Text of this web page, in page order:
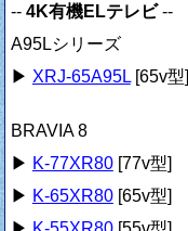
-- 4K有機ELテレビ--
A95Lシリーズ
▶ XRJ-65A95L[65v型]
BRAVIA 8
▶ K-77XR80[77v型]
▶ K-65XR80[65v型]